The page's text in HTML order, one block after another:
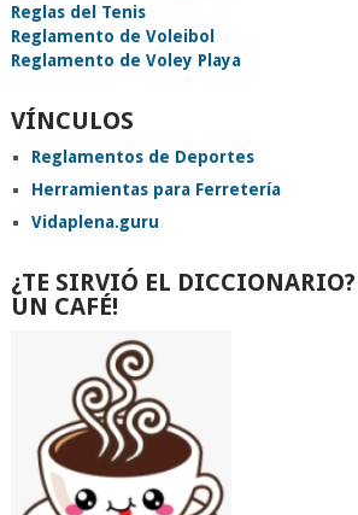
Reglas del Tenis
Reglamento de Voleibol
Reglamento de Voley Playa
VÍNCULOS
Reglamentos de Deportes
Herramientas para Ferretería
Vidaplena.guru
¿TE SIRVIÓ EL
UN CAFÉ!